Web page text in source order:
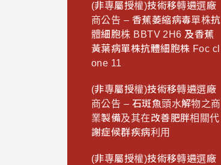
(非專屬授權)技術移轉遴選廠
商公告 – 香蕉萎縮病毒單株抗
體細胞株 BBTV 2H6 及香蕉
黃葉病單株抗體細胞株 Foc cl
one 11
(非專屬授權)技術移轉遴選廠
商公告 – 石斑魚頭水解物之商
業製備及其在改善肥胖相關代
謝症候群疾病利用
(非專屬授權)技術移轉遴選廠